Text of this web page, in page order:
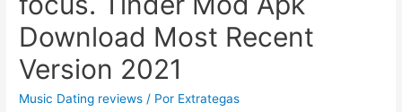
Download Most Recent
Version 2021
Music Dating reviews / Por Extrategas